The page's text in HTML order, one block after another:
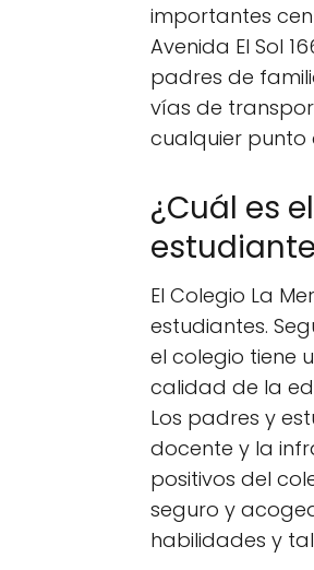
importantes
Avenida El Sol
padres de
vías de
cualquier punto
¿Cuál es
El Colegio La
estudiantes.
el colegio tiene
calidad de la
Los padres y
docente y la
positivos del
seguro y
habilidades y